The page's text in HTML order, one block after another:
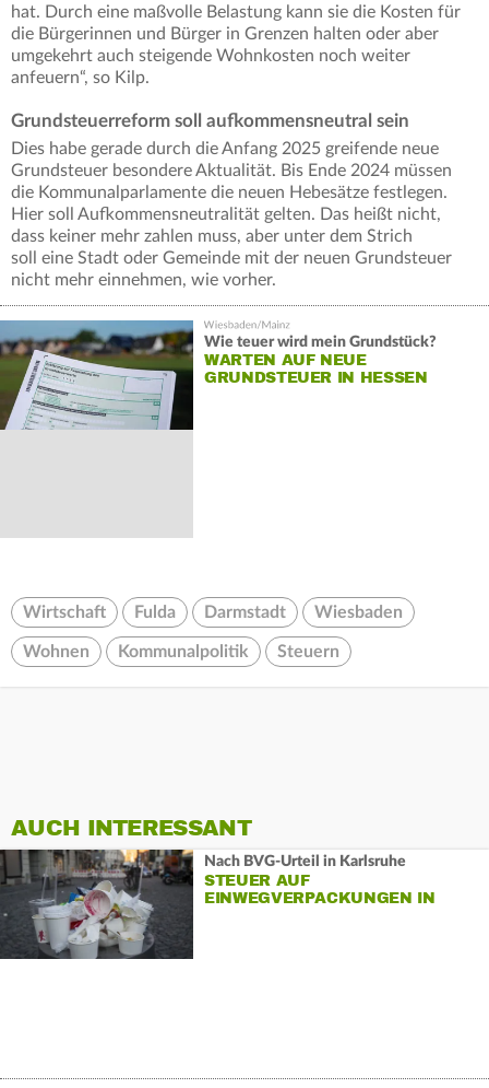
hat. Durch eine maßvolle Belastung kann sie die Kosten für
die Bürgerinnen und Bürger in Grenzen halten oder aber
umgekehrt auch steigende Wohnkosten noch weiter
anfeuern“, so Kilp.
Grundsteuerreform soll aufkommensneutral sein
Dies habe gerade durch die Anfang 2025 greifende neue
Grundsteuer besondere Aktualität. Bis Ende 2024 müssen
die Kommunalparlamente die neuen Hebesätze festlegen.
Hier soll Aufkommensneutralität gelten. Das heißt nicht,
dass keiner mehr zahlen muss, aber unter dem Strich
soll eine Stadt oder Gemeinde mit der neuen Grundsteuer
nicht mehr einnehmen, wie vorher.
Wie teuer wird mein Grundstück?
WARTEN AUF NEUE
GRUNDSTEUER IN HESSEN
Wirtschaft Fulda Darmstadt Wiesbaden
Wohnen Kommunalpolitik Steuern
AUCH INTERESSANT
Nach BVG-Urteil in Karlsruhe
STEUER AUF
EINWEGVERPACKUNGEN IN